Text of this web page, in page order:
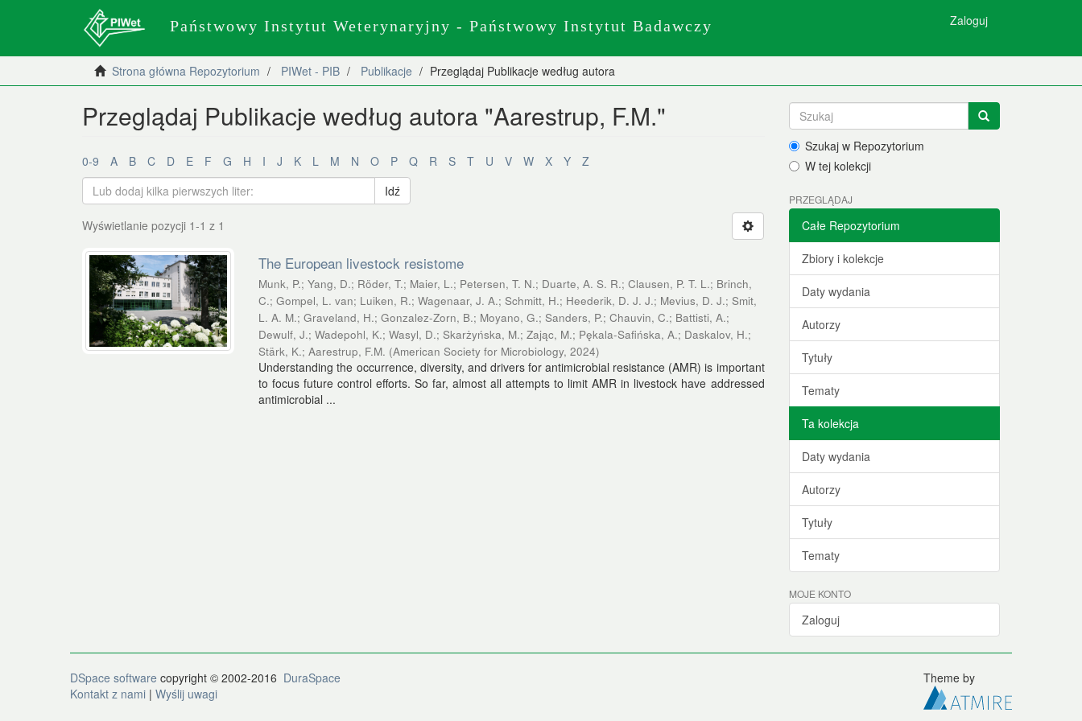
Państwowy Instytut Weterynaryjny - Państwowy Instytut Badawczy Zaloguj
Strona główna Repozytorium PIWet - PIB Publikacje Przeglądaj Publikacje według autora
Przeglądaj Publikacje według autora "Aarestrup, F.M."
0-9 A B C D E F G H I J K L M N O P Q R S T U V W X Y
Z
Idź
Wyświetlanie pozycji 1-1 z 1
The European livestock resistome
Munk, P.;Yang, D.; Röder, T.; Maier, L.; Petersen, T. N.; Duarte, A. S. R.;Clausen, P. T. L.; Brinch,
C.;Gompel, L. van; Luiken, R.;Wagenaar, J. A.;Schmitt, H.; Heederik, D. J. J.; Mevius, D. J.;Smit,
L. A. M.;Graveland, H.;Gonzalez-Zorn, B.; Moyano, G.;Sanders, P.;Chauvin, C.; Battisti, A.;
Dewulf, J.;Wadepohl, K.;Wasyl, D.;Skarżyńska, M.;Zając, M.; Pękala-Safińska, A.; Daskalov, H.;
Stärk, K.;Aarestrup, F.M. (American Society for Microbiology,2024)
Understanding the occurrence, diversity, and drivers for antimicrobial resistance (AMR) is important
to focus future control efforts. So far, almost all attempts to limit AMR in livestock have addressed
antimicrobial ...
Szukaj w Repozytorium
W tej kolekcji
PRZEGLĄDAJ
Całe Repozytorium
Zbiory i kolekcje
Daty wydania
Autorzy
Tytuły
Tematy
Ta kolekcja
Daty wydania
Autorzy
Tytuły
Tematy
MOJE KONTO
Zaloguj
DSpace software copyright © 2002-2016 DuraSpace
Kontakt z nami | Wyślij uwagi
Theme by